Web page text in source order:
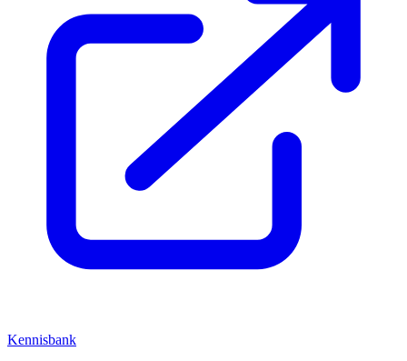
Kennisbank